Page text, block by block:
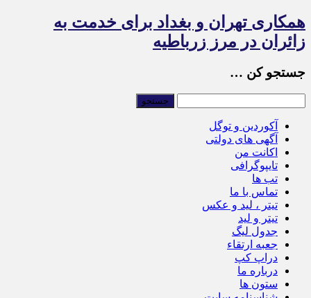
همکاری تهران و بغداد برای خدمت به
زائران در مرز زرباطیه
جستجو کن …
آکوردین و توگل
آگهی های دولتی
اکانت من
تایپوگرافی
تب ها
تماس با ما
تیتر ، لید و عکس
تیتر و لید
جدول لیگ
جعبه ارتقاء
دراپ کپ
درباره ما
ستون ها